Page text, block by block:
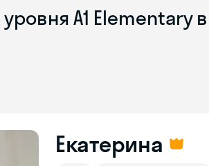
A1 Elementary
Екатерина